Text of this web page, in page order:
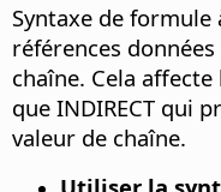
Syntaxe de
références
chaîne. Cela
que INDIRECT qui
valeur de chaîne.